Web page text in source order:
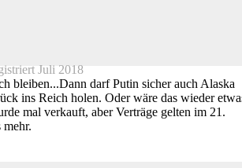
Juli 2018
bleiben...Dann darf Putin sicher auch Alaska
ins Reich holen. Oder wäre das wieder
mal verkauft, aber Verträge gelten im 21.
mehr.